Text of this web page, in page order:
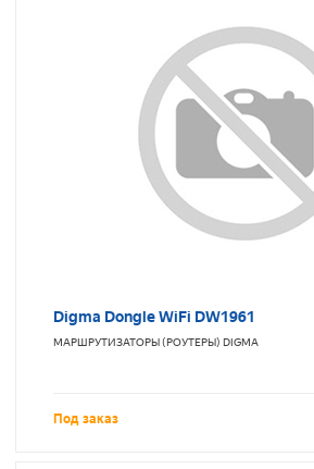
Digma Dongle WiFi DW1961
МАРШРУТИЗАТОРЫ (РОУТЕРЫ) DIGMA
Под заказ